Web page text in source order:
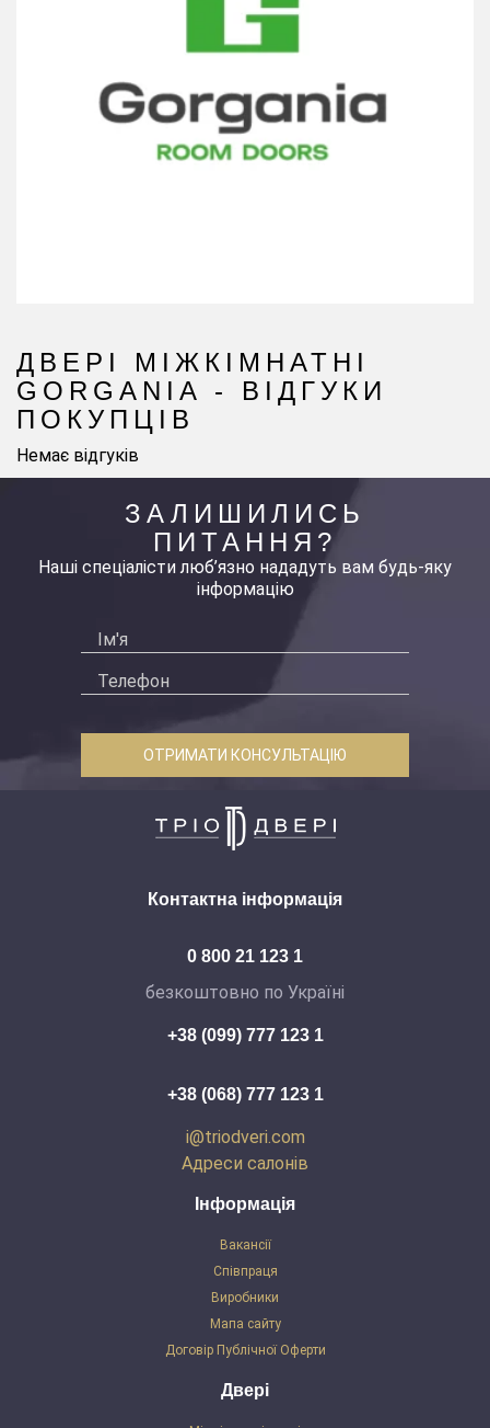
ДВЕРІ МІЖКІМНАТНІ
GORGANIA - ВІДГУКИ
ПОКУПЦІВ
Немає відгуків
ЗАЛИШИЛИСЬ
ПИТАННЯ?
Наші спеціалісти люб’язно нададуть вам будь-яку
інформацію
ОТРИМАТИ КОНСУЛЬТАЦІЮ
Інформація
Вакансії
Співпраця
Виробники
Мапа сайту
Договір Публічної Оферти
Двері
Контактна інформація
0 800 21 123 1
безкоштовно по Україні
+38 (099) 777 123 1
+38 (068) 777 123 1
i@triodveri.com
Адреси салонів